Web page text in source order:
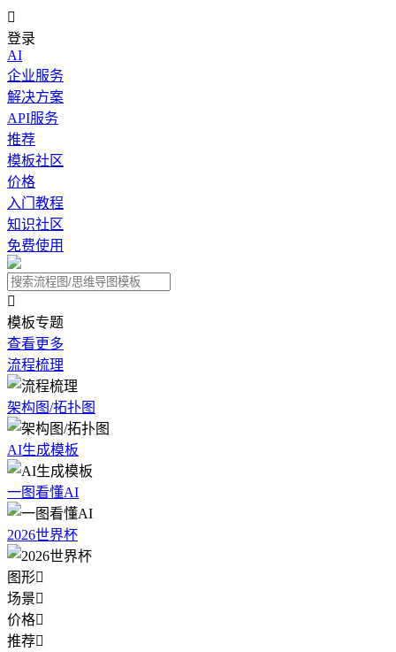

登录
AI
企业服务
解决方案
API服务
推荐
模板社区
价格
入门教程
知识社区
免费使用

模板专题
查看更多
流程梳理
架构图/拓扑图
AI生成模板
一图看懂AI
2026世界杯
图形
场景
价格
推荐